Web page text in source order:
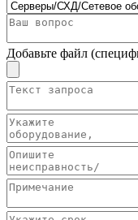
Добавьте файл